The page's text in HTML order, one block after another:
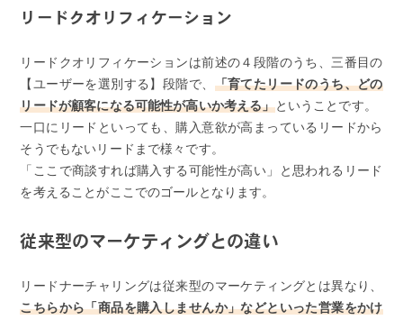
リードクオリフィケーション
リードクオリフィケーションは前述の４段階のうち、三番目の
【ユーザーを選別する】段階で、 「育てたリードのうち、どの
リードが顧客になる可能性が高いか考える」ということです。
一口にリードといっても、購入意欲が高まっているリードから
そうでもないリードまで様々です。
「ここで商談すれば購入する可能性が高い」と思われるリード
を考えることがここでのゴールとなります。
従来型のマーケティングとの違い
リードナーチャリングは従来型のマーケティングとは異なり、
こちらから「商品を購入しませんか」などといった営業をかけ